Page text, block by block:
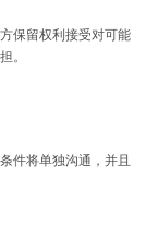
保留权利接受对可能
。
件将单独沟通，并且